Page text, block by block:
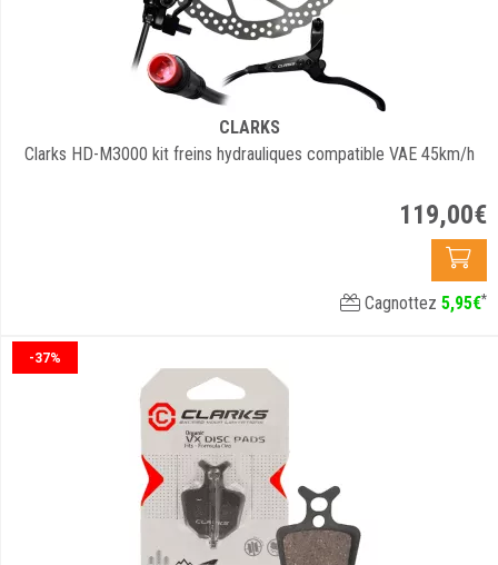
CLARKS
Clarks HD-M3000 kit freins hydrauliques compatible VAE 45km/h
119,00€
Cagnottez 5,95€*
-37%